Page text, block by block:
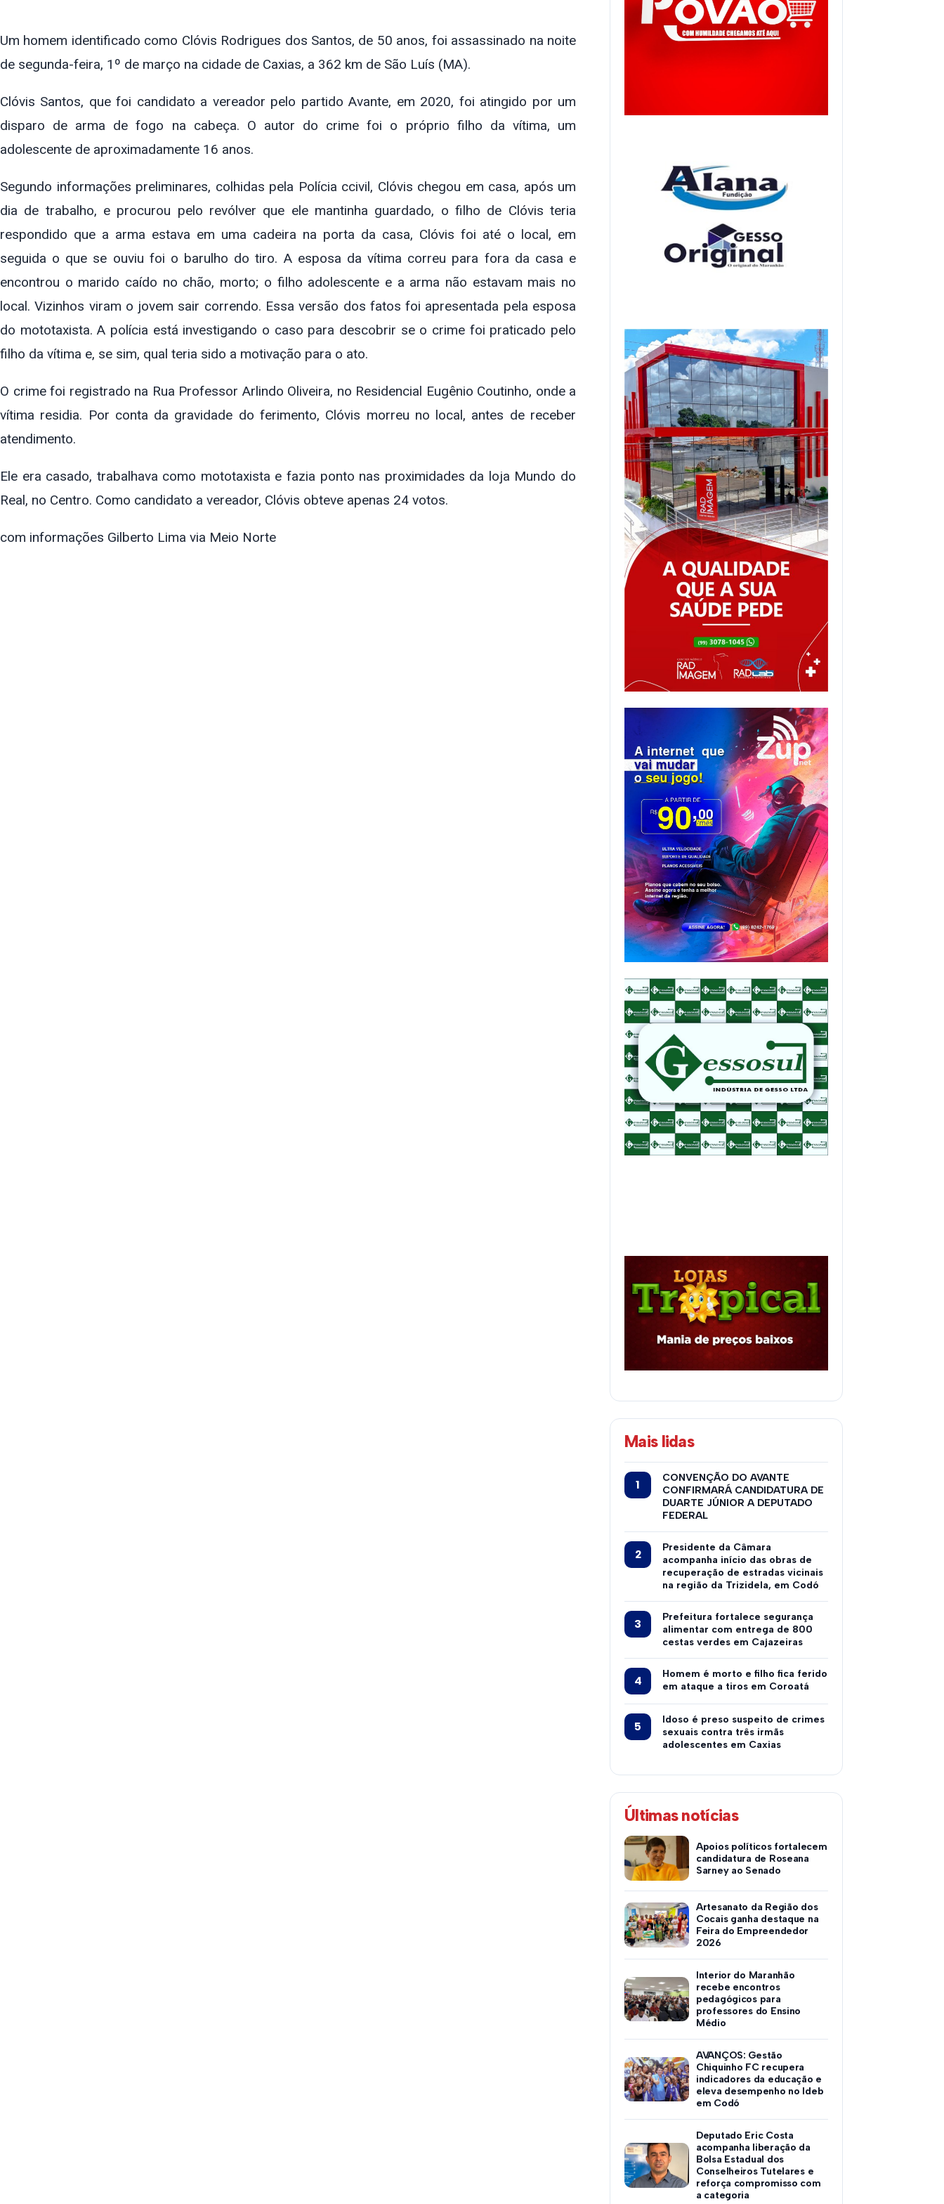
Um homem identificado como Clóvis Rodrigues dos Santos, de 50 anos, foi assassinado na noite
de segunda-feira, 1º de março na cidade de Caxias, a 362 km de São Luís (MA).
Clóvis Santos, que foi candidato a vereador pelo partido Avante, em 2020, foi atingido por um
disparo de arma de fogo na cabeça. O autor do crime foi o próprio filho da vítima, um
adolescente de aproximadamente 16 anos.
Segundo informações preliminares, colhidas pela Polícia ccivil, Clóvis chegou em casa, após um
dia de trabalho, e procurou pelo revólver que ele mantinha guardado, o filho de Clóvis teria
respondido que a arma estava em uma cadeira na porta da casa, Clóvis foi até o local, em
seguida o que se ouviu foi o barulho do tiro. A esposa da vítima correu para fora da casa e
encontrou o marido caído no chão, morto; o filho adolescente e a arma não estavam mais no
local. Vizinhos viram o jovem sair correndo. Essa versão dos fatos foi apresentada pela esposa
do mototaxista. A polícia está investigando o caso para descobrir se o crime foi praticado pelo
filho da vítima e, se sim, qual teria sido a motivação para o ato.
O crime foi registrado na Rua Professor Arlindo Oliveira, no Residencial Eugênio Coutinho, onde a
vítima residia. Por conta da gravidade do ferimento, Clóvis morreu no local, antes de receber
atendimento.
Ele era casado, trabalhava como mototaxista e fazia ponto nas proximidades da loja Mundo do
Real, no Centro. Como candidato a vereador, Clóvis obteve apenas 24 votos.
com informações Gilberto Lima via Meio Norte
Mais lidas
CONVENÇÃO DO AVANTE
CONFIRMARÁ CANDIDATURA DE
DUARTE JÚNIOR A DEPUTADO
FEDERAL
Presidente da Câmara
acompanha início das obras de
recuperação de estradas vicinais
na região da Trizidela, em Codó
Prefeitura fortalece segurança
alimentar com entrega de 800
cestas verdes em Cajazeiras
Homem é morto e filho fica ferido
em ataque a tiros em Coroatá
Idoso é preso suspeito de crimes
sexuais contra três irmãs
adolescentes em Caxias
Últimas notícias
Apoios políticos fortalecem
candidatura de Roseana
Sarney ao Senado
Artesanato da Região dos
Cocais ganha destaque na
Feira do Empreendedor
2026
Interior do Maranhão
recebe encontros
pedagógicos para
professores do Ensino
Médio
AVANÇOS: Gestão
Chiquinho FC recupera
indicadores da educação e
eleva desempenho no Ideb
em Codó
Deputado Eric Costa
acompanha liberação da
Bolsa Estadual dos
Conselheiros Tutelares e
reforça compromisso com
a categoria